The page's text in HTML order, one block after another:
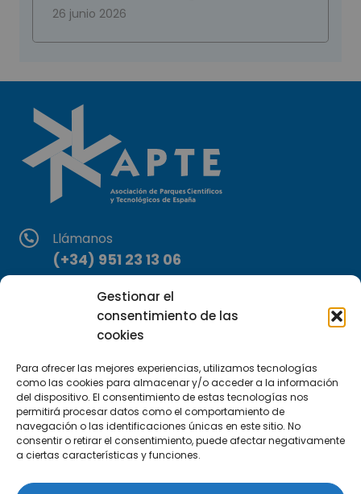
Gestionar el
consentimiento de las
cookies
Para ofrecer las mejores experiencias, utilizamos tecnologías
como las cookies para almacenar y/o acceder a la información
del dispositivo. El consentimiento de estas tecnologías nos
permitirá procesar datos como el comportamiento de
navegación o las identificaciones únicas en este sitio. No
consentir o retirar el consentimiento, puede afectar negativamente
a ciertas características y funciones.
26 junio 2026
Llámanos
(+34) 951 23 13 06
Escríbenos
info@apte.org
Encuéntranos
C/Marie Curie, 35
29590 Campanillas, Málaga